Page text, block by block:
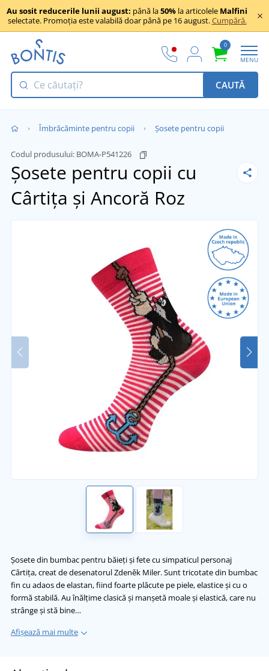
Au sosit reducerile lunii august: până la50% la articolele Malfini
selectate. Promoția este valabilă doar până pe 16 august.Cumpără.
0
MENU
CAUTĂ
Îmbrăcăminte pentru copii Șosete pentru copii
Codul produsului: BOMA-P541226
Șosete pentru copii cu
Cârtița și Ancoră Roz
Șosete din bumbac pentru băieți și fete cu simpaticul personaj
Cârtița, creat de desenatorul Zdeněk Miler. Sunt tricotate din bumbac
fin cu adaos de elastan, fiind foarte plăcute pe piele, elastice și cu o
formă stabilă. Au înălțime clasică și manșetă moale și elastică, care nu
strânge și stă bine…
Afișează mai multe